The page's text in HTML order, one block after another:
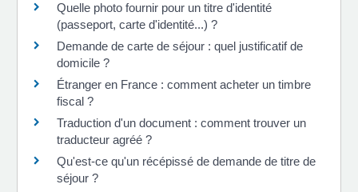
Quelle photo fournir pour un titre d'identité
(passeport, carte d'identité...) ?
Demande de carte de séjour : quel justificatif de
domicile ?
Étranger en France : comment acheter un timbre
fiscal ?
Traduction d'un document : comment trouver un
traducteur agréé ?
Qu'est-ce qu'un récépissé de demande de titre de
séjour ?